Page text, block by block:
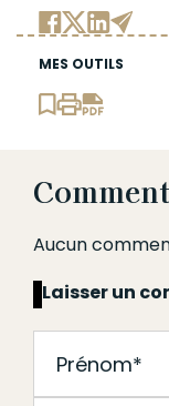
MES OUTILS
Aucun
Laisser un